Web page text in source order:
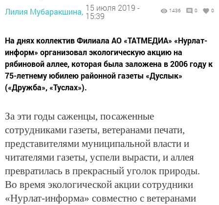
Лилия Мубаракшина, 15 июля 2019 -
15:39
1436 0 0
На днях коллектив Филиала АО «ТАТМЕДИА» «Нурлат-
информ» организовал экологическую акцию на
рябиновой аллее, которая была заложена в 2006 году к
75-летнему юбилею районной газеты «Дуслык»
(«Дружба», «Туслах»).
За эти годы саженцы, посаженные
сотрудниками газеты, ветеранами печати,
представителями муниципальной власти и
читателями газеты, успели вырасти, и аллея
превратилась в прекрасный уголок природы.
Во время экологической акции сотрудники
«Нурлат-информа» совместно с ветеранами